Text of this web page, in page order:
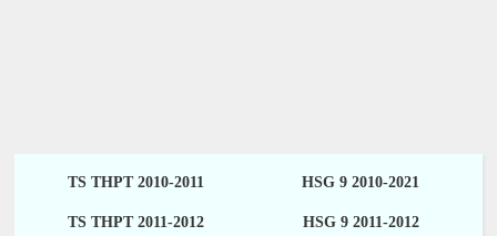
TS THPT 2010-2011 HSG 9 2010-2021
TS THPT 2011-2012 HSG 9 2011-2012